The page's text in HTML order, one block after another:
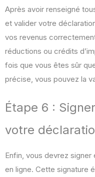
Après avoir renseigné
et valider votre
vos revenus
réductions ou crédits
fois que vous êtes sûr
précise, vous pouvez la
Étape 6 :
votre
Enfin, vous devrez
en ligne. Cette signature